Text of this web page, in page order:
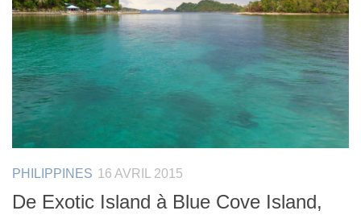
PHILIPPINES 16 AVRIL 2015
De Exotic Island à Blue Cove Island,